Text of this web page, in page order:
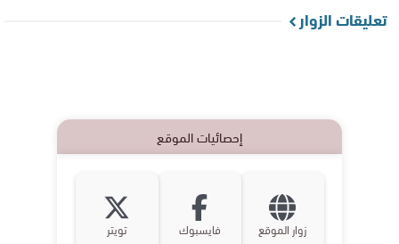
تعليقات الزوار
إحصائيات الموقع
زوار الموقع فايسبوك تويتر